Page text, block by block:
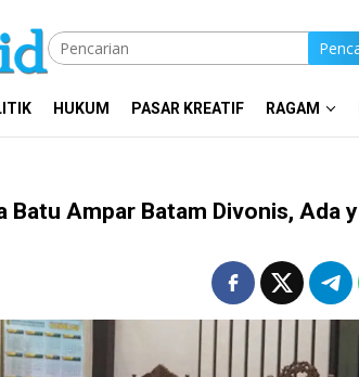
HUKUM PASAR KREATIF RAGAM
Batu Ampar Batam Divonis, Ada